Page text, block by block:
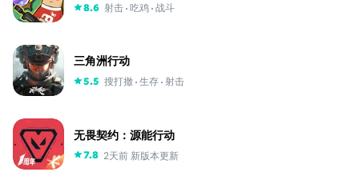
8.6 射击 吃鸡 战斗
三角洲行动
5.5 搜打撤 生存 射击
无畏契约：源能行动
7.8 2天前 新版本更新